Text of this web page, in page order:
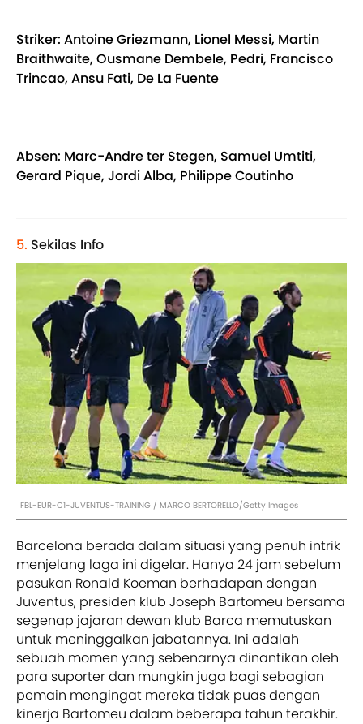
Striker: Antoine Griezmann, Lionel Messi, Martin
Braithwaite, Ousmane Dembele, Pedri, Francisco
Trincao, Ansu Fati, De La Fuente
Absen: Marc-Andre ter Stegen, Samuel Umtiti,
Gerard Pique, Jordi Alba, Philippe Coutinho
5. Sekilas Info
FBL-EUR-C1-JUVENTUS-TRAINING / MARCO BERTORELLO/Getty Images
Barcelona berada dalam situasi yang penuh intrik
menjelang laga ini digelar. Hanya 24 jam sebelum
pasukan Ronald Koeman berhadapan dengan
Juventus, presiden klub Joseph Bartomeu bersama
segenap jajaran dewan klub Barca memutuskan
untuk meninggalkan jabatannya. Ini adalah
sebuah momen yang sebenarnya dinantikan oleh
para suporter dan mungkin juga bagi sebagian
pemain mengingat mereka tidak puas dengan
kinerja Bartomeu dalam beberapa tahun terakhir.